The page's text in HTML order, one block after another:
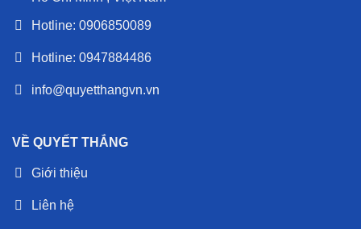
Hotline: 0906850089
Hotline: 0947884486
info@quyetthangvn.vn
VỀ QUYẾT THẮNG
Giới thiệu
Liên hệ